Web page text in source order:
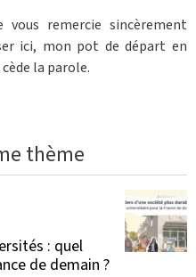
remercie sincèrement
ici, mon pot de départ en
la parole.
thème
: quel
de demain ?